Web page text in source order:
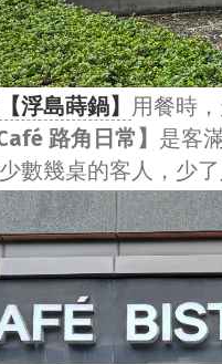
【浮島蒔鍋】 用餐時
路角日常】 是客
數幾桌的客人，少